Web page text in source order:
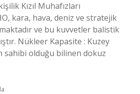
Kızıl Muhafızları
kara, hava, deniz ve stratejik
ve bu kuvvetler balistik
Nükleer Kapasite : Kuzey
sahibi olduğu bilinen dokuz